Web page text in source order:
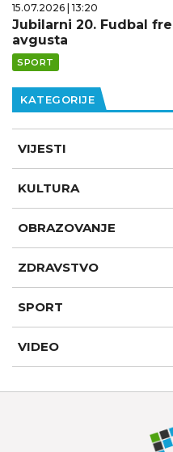
15.07.2026 | 13:20
Jubilarni 20. Fudbal
avgusta
SPORT
KATEGORIJE
VIJESTI
KULTURA
OBRAZOVANJE
ZDRAVSTVO
SPORT
VIDEO